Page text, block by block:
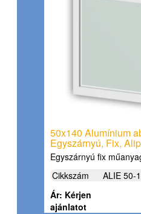
50x140 Alumínium
Egyszárnyú, Fix,
Egyszárnyú fix
Cikkszám
ALIE 50-
Ár: Kérjen
ajánlatot